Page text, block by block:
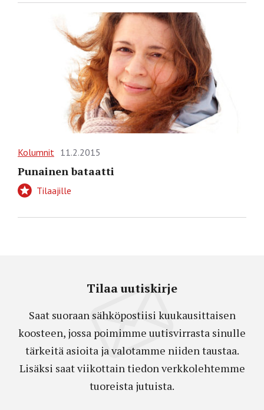
Kolumnit 11.2.2015
Punainen bataatti
Tilaajille
Tilaa uutiskirje
Saat suoraan sähköpostiisi kuukausittaisen
koosteen, jossa poimimme uutisvirrasta sinulle
tärkeitä asioita ja valotamme niiden taustaa.
Lisäksi saat viikottain tiedon verkkolehtemme
tuoreista jutuista.